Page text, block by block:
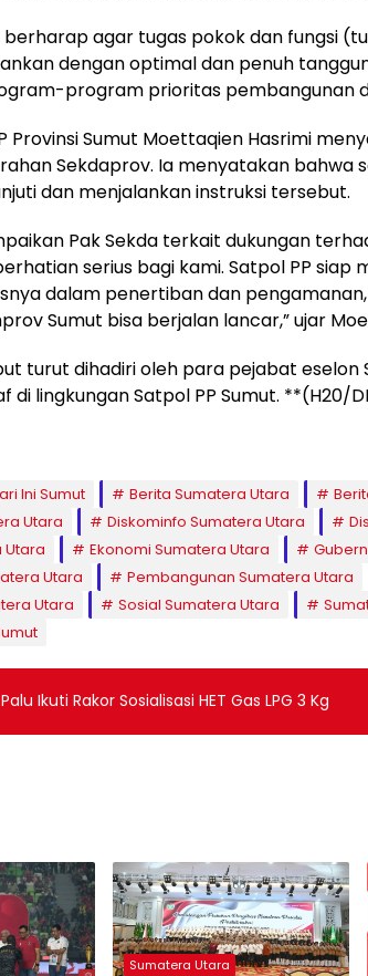
berharap agar tugas pokok dan fungsi
dengan optimal dan penuh
program prioritas pembangunan
Provinsi Sumut Moettaqien Hasrimi
Sekdaprov. Ia menyatakan bahwa
dan menjalankan instruksi tersebut.
Pak Sekda terkait dukungan
serius bagi kami. Satpol PP siap
dalam penertiban dan
Sumut bisa berjalan lancar,” ujar
turut dihadiri oleh para pejabat eselon
di lingkungan Satpol PP Sumut. **(H20/
Ini Sumut Berita Sumatera Utara
Utara
Diskominfo Sumatera Utara
Utara
Ekonomi Sumatera Utara
Utara
Pembangunan Sumatera Utara
Utara
Sosial Sumatera Utara
Ikuti Rakor Sosialisasi HET Gas LPG 3 Kg
Sumatera Utara